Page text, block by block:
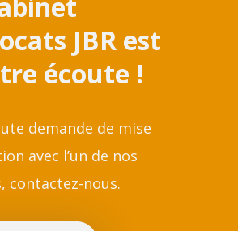
JBR est
écoute !
demande de mise
avec l’un de nos
contactez-nous.